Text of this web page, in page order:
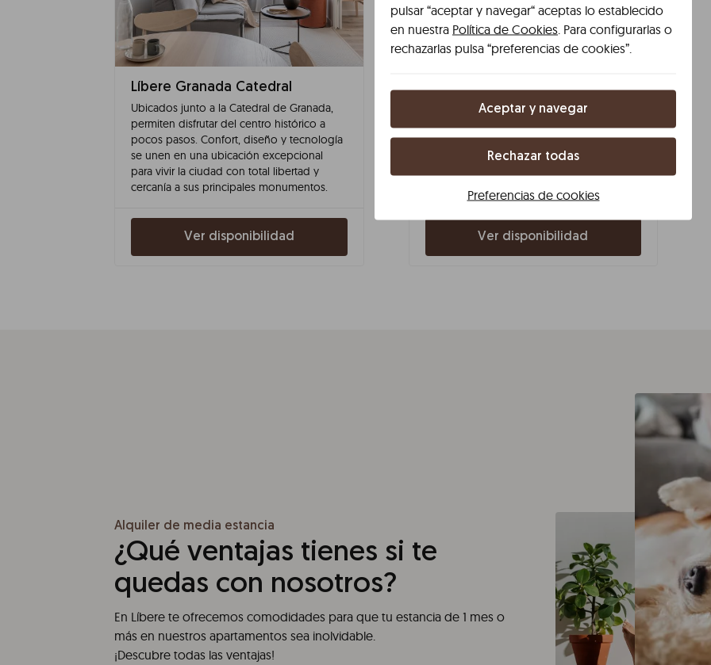
Líbere Granada Catedral
Ubicados junto a la Catedral de Granada,
permiten disfrutar del centro histórico a
pocos pasos. Confort, diseño y tecnología
se unen en una ubicación excepcional
para vivir la ciudad con total libertad y
cercanía a sus principales monumentos.
Ver disponibilidad
Líbere Seville Plaza Nueva
En una de las zonas más emblemáticas de
inmediato a la Plaza Nueva, la Catedral y el
casco histórico. Una estancia moderna,
Ver disponibilidad
Alquiler de media estancia
¿Qué ventajas tienes si te
quedas con nosotros?
En Líbere te ofrecemos comodidades para que tu estancia de 1 mes o
más en nuestros apartamentos sea inolvidable.
¡Descubre todas las ventajas!
pulsar “aceptar y navegar“ aceptas lo establecido
en nuestra Política de Cookies . Para configurarlas o
rechazarlas pulsa “preferencias de cookies”.
Aceptar y navegar
Rechazar todas
Preferencias de cookies